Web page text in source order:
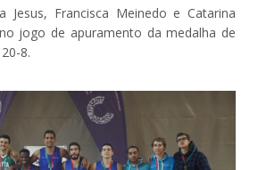
Jesus, Francisca Meinedo e Catarina
jogo de apuramento da medalha de
8.